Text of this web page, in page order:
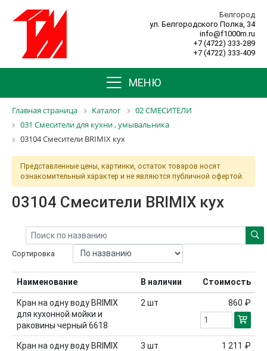
Белгород
ул. Белгородского Полка, 34
info@f1000m.ru
+7 (4722) 333-289
+7 (4722) 333-409
МЕНЮ
Главная страница Каталог
02 СМЕСИТЕЛИ
031 Смесители для кухни , умывальника
03104 Смесители BRIMIX кух
Представленные цены, картинки, остаток товаров носят
ознакомительный характер и не являются публичной офертой.
03104 Смесители BRIMIX кух
Сортировка
Наименование В наличии Стоимость
Кран на одну воду BRIMIX
для кухонной мойки и
раковины черный 6618
2 шт 860 ₽
Кран на одну воду BRIMIX
3 шт 1 211 ₽